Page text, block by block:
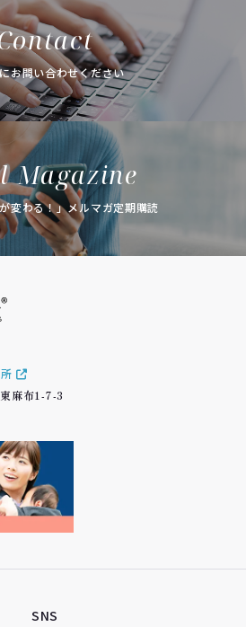
お問い合わせください
Magazine
変わる！」メルマガ定期購読
麻布1-7-3
SNS